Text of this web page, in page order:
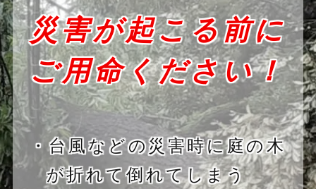
災害が起こる前に
ご用命ください！
・台風などの災害時に庭の木
が折れて倒れてしまう